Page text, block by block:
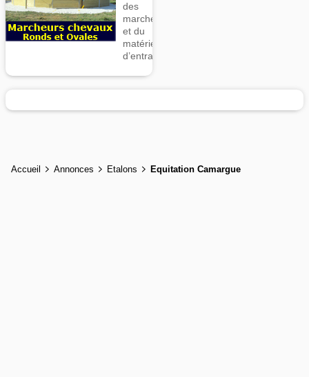
des
marcheurs
et du
matériel
d’entrainement
Accueil Annonces Etalons Equitation Camargue